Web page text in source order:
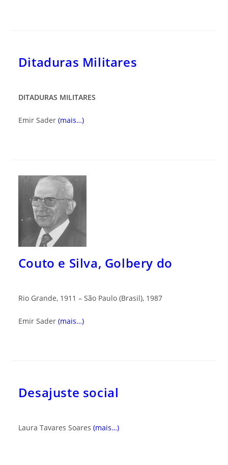
Ditaduras Militares
DITADURAS MILITARES
Emir Sader (mais…)
Couto e Silva, Golbery do
Rio Grande, 1911 – São Paulo (Brasil), 1987
Emir Sader (mais…)
Desajuste social
Laura Tavares Soares (mais…)